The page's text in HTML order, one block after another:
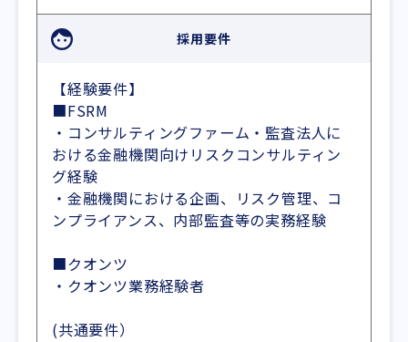
採用要件
【経験要件】
■FSRM
・コンサルティングファーム・監査法人に
おける金融機関向けリスクコンサルティン
グ経験
・金融機関における企画、リスク管理、コ
ンプライアンス、内部監査等の実務経験
■クオンツ
・クオンツ業務経験者
(共通要件）